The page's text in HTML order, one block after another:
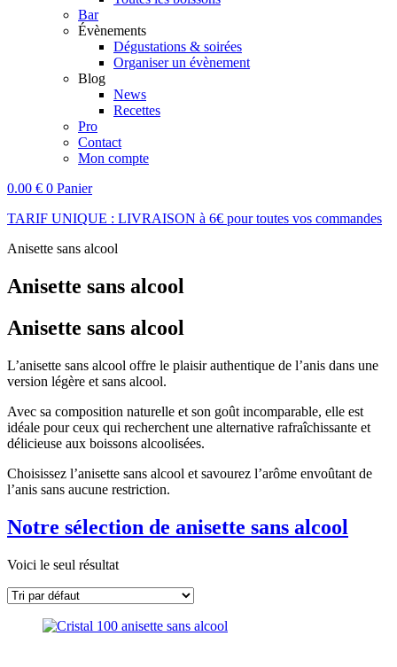
Bar
Évènements
Dégustations & soirées
Organiser un évènement
Blog
News
Recettes
Pro
Contact
Mon compte
0.00 € 0 Panier
TARIF UNIQUE : LIVRAISON à 6€ pour toutes vos commandes
Anisette sans alcool
Anisette sans alcool
Anisette sans alcool
L’anisette sans alcool offre le plaisir authentique de l’anis dans une
version légère et sans alcool.
Avec sa composition naturelle et son goût incomparable, elle est
idéale pour ceux qui recherchent une alternative rafraîchissante et
délicieuse aux boissons alcoolisées.
Choisissez l’anisette sans alcool et savourez l’arôme envoûtant de
l’anis sans aucune restriction.
Notre sélection de anisette sans alcool
Voici le seul résultat